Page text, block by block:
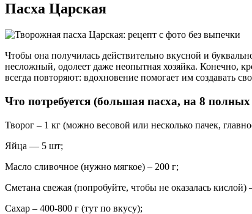
Пасха Царская
Чтобы она получилась действительно вкусной и
несложный, одолеет даже неопытная хозяйка. Конечно,
всегда повторяют: вдохновение помогает им создавать
Что потребуется (большая пасха, на 8
Творог – 1 кг (можно весовой или несколько пачек,
Яйца — 5 шт;
Масло сливочное (нужно мягкое) – 200 г;
Сметана свежая (попробуйте, чтобы не оказалась кислой)
Сахар – 400-800 г (тут по вкусу);